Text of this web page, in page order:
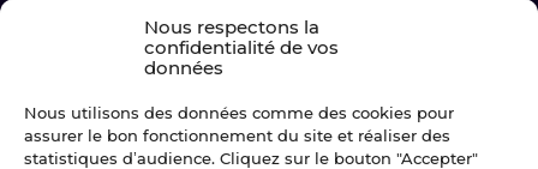
Nous respectons la
confidentialité de vos
données
Nous utilisons des données comme des cookies pour
assurer le bon fonctionnement du site et réaliser des
statistiques d’audience. Cliquez sur le bouton "Accepter"